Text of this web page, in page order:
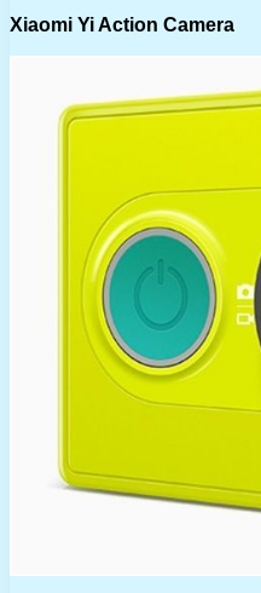
Xiaomi Yi Action Camera